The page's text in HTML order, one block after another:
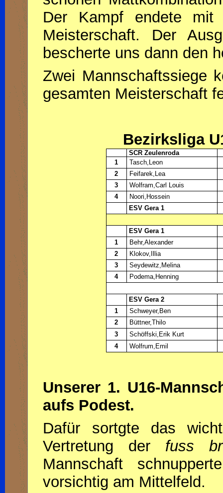
Der Kampf endete
Meisterschaft. Der
bescherte uns dann den
Zwei Mannschaftssiege
gesamten Meisterschaft
Bezirksliga
SCR Zeulenroda
1
Tasch,Leon
2
Feifarek,Lea
3
Wolfram,Carl Louis
4
Noori,Hossein
ESV Gera 1
ESV Gera 1
1
Behr,Alexander
2
Klokov,Illia
3
Seydewitz,Melina
4
Podema,Henning
ESV Gera 2
1
Schweyer,Ben
2
Büttner,Thilo
3
Schöffski,Erik Kurt
4
Wolfrum,Emil
Unserer 1. U16-
aufs Podest.
Dafür sortgte das
Vertretung der fuss
Mannschaft
vorsichtig am Mittelfeld.